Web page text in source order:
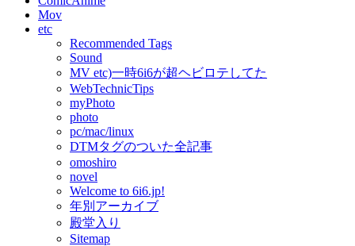
Mov
etc
Recommended Tags
Sound
MV etc)一時6i6が超ヘビロテしてた
WebTechnicTips
myPhoto
photo
pc/mac/linux
DTMタグのついた全記事
omoshiro
novel
Welcome to 6i6.jp!
年別アーカイブ
殿堂入り
Sitemap